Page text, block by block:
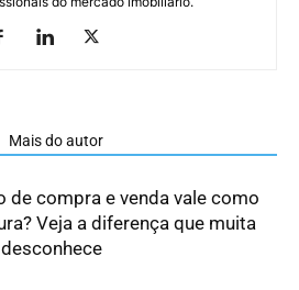
Mais do autor
de compra e venda vale como
Veja a diferença que muita